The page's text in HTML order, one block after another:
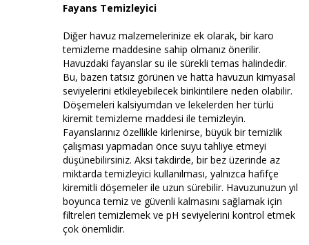
Fayans Temizleyici
Diğer havuz malzemelerinize ek olarak, bir karo
temizleme maddesine sahip olmanız önerilir.
Havuzdaki fayanslar su ile sürekli temas halindedir.
Bu, bazen tatsız görünen ve hatta havuzun kimyasal
seviyelerini etkileyebilecek birikintilere neden olabilir.
Döşemeleri kalsiyumdan ve lekelerden her türlü
kiremit temizleme maddesi ile temizleyin.
Fayanslarınız özellikle kirlenirse, büyük bir temizlik
çalışması yapmadan önce suyu tahliye etmeyi
düşünebilirsiniz. Aksi takdirde, bir bez üzerinde az
miktarda temizleyici kullanılması, yalnızca hafifçe
kiremitli döşemeler ile uzun sürebilir. Havuzunuzun yıl
boyunca temiz ve güvenli kalmasını sağlamak için
filtreleri temizlemek ve pH seviyelerini kontrol etmek
çok önemlidir.